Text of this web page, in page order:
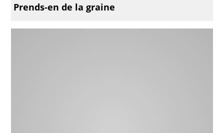
Prends-en de la graine